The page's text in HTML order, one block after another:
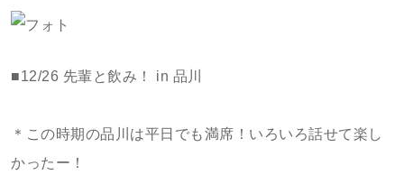
■12/26 先輩と飲み！ in 品川
＊この時期の品川は平日でも満席！いろいろ話せて楽し
かったー！